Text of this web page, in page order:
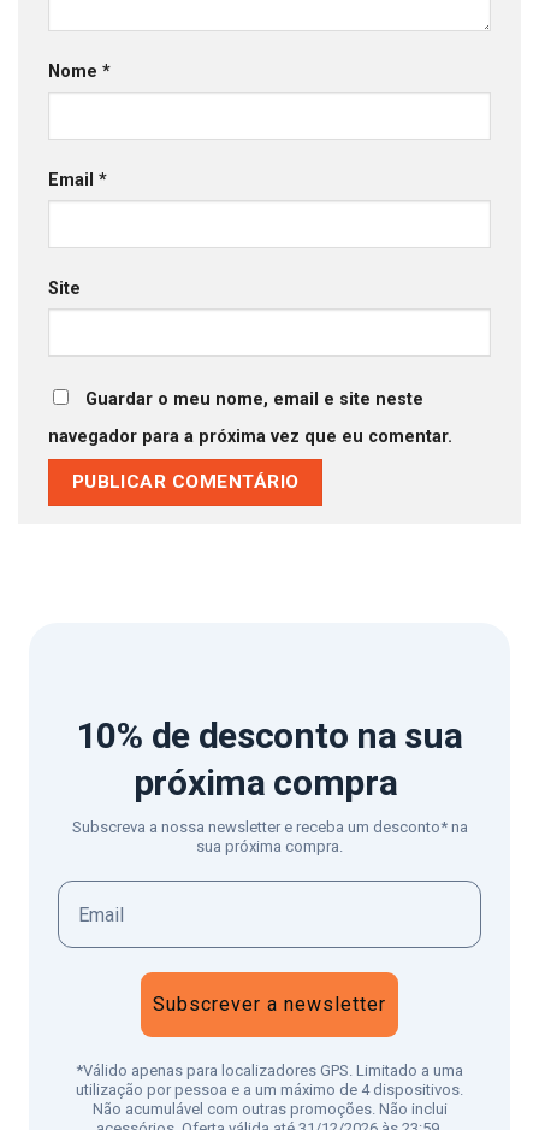
Nome *
Email *
Site
Guardar o meu nome, email e site neste
navegador para a próxima vez que eu comentar.
10% de desconto na sua
próxima compra
Subscreva a nossa newsletter e receba um desconto* na
sua próxima compra.
Subscrever a newsletter
*Válido apenas para localizadores GPS. Limitado a uma
utilização por pessoa e a um máximo de 4 dispositivos.
Não acumulável com outras promoções. Não inclui